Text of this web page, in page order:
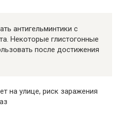
антигельминтики с
Некоторые глистогонные
после достижения